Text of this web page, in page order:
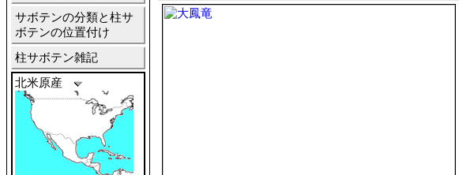
サボテンの分類と柱サ
ボテンの位置付け
柱サボテン雑記
北米原産